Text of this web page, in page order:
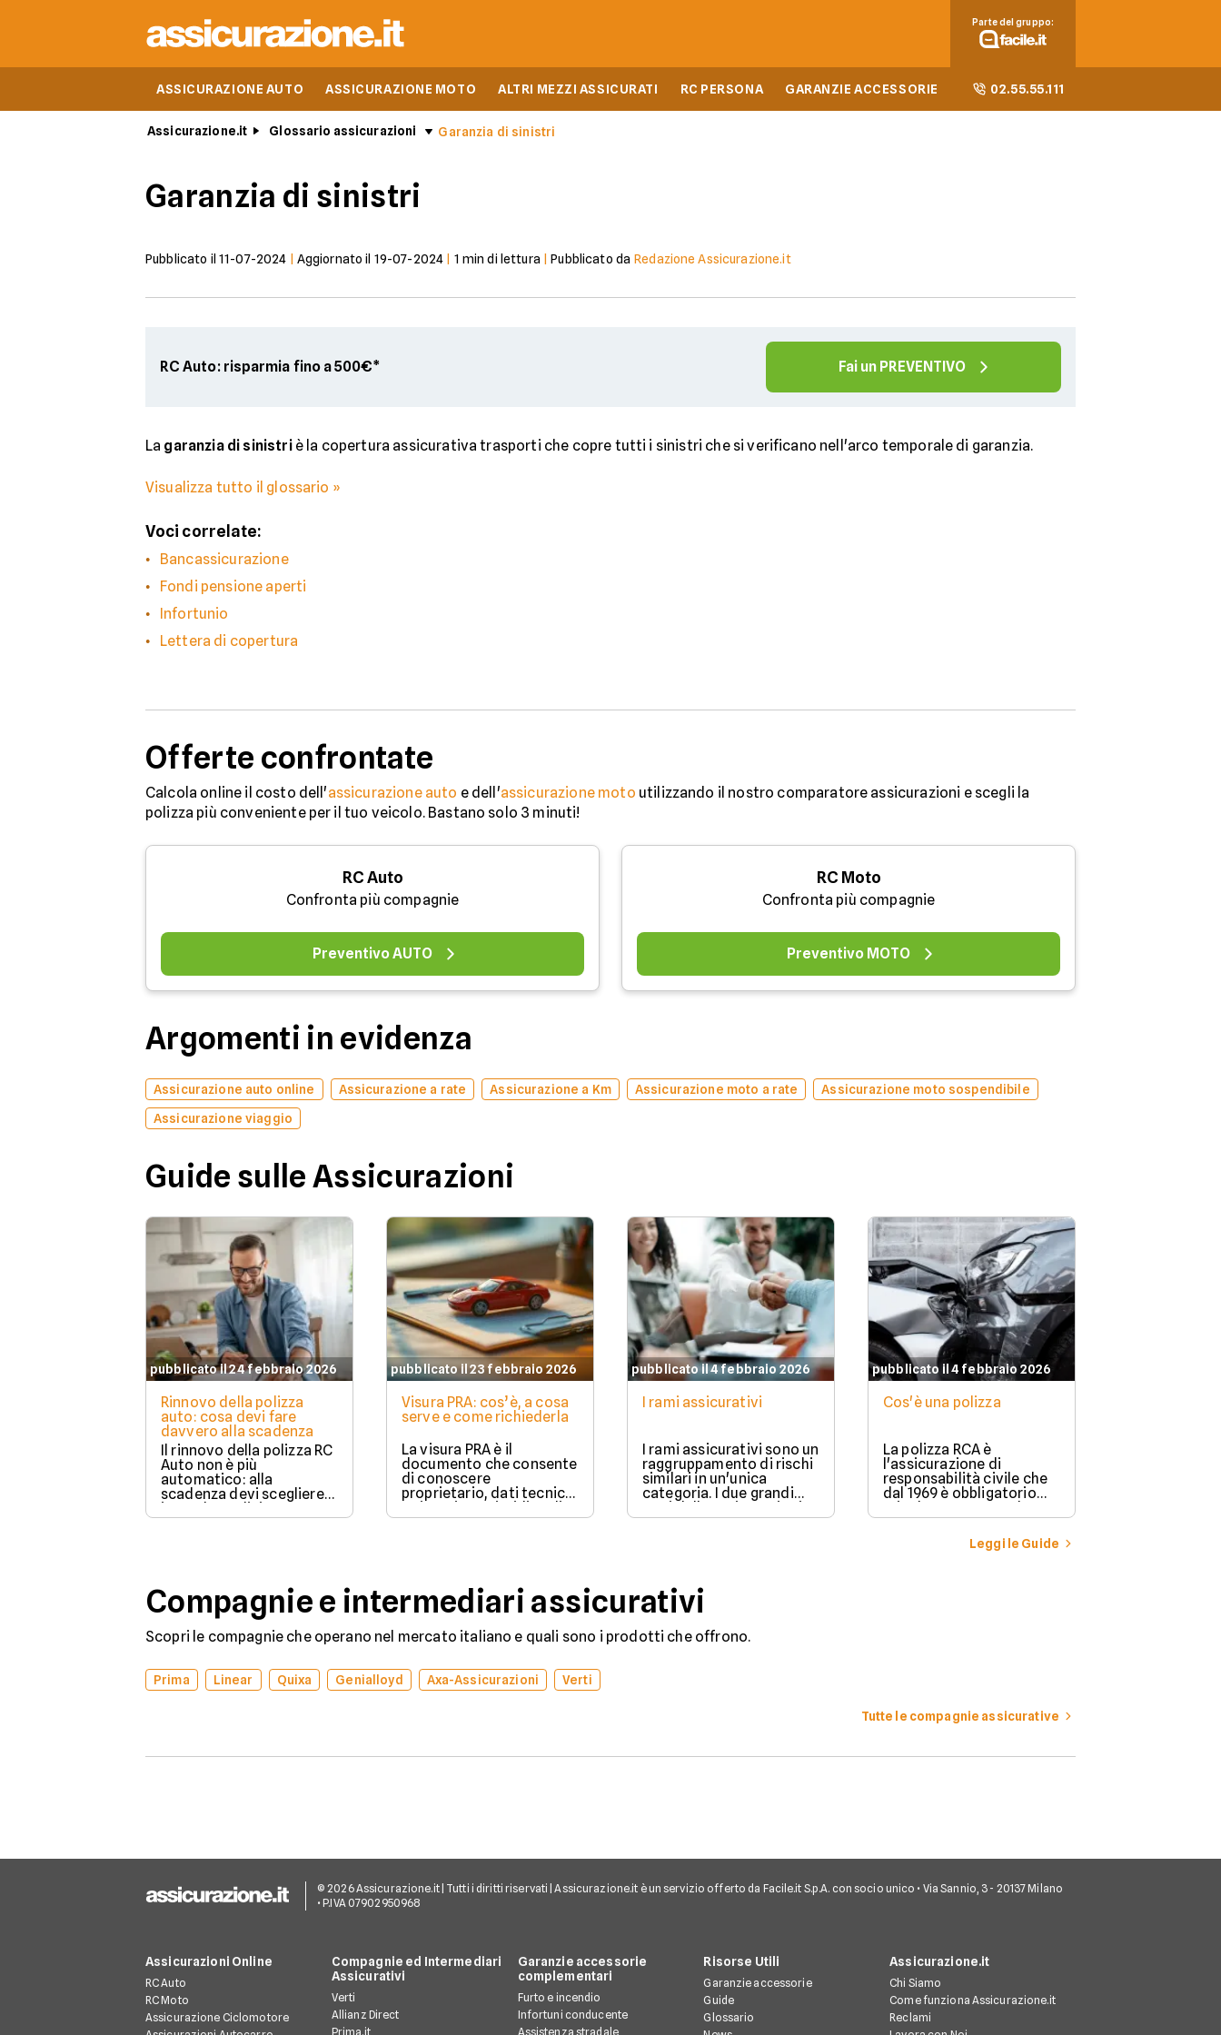
ASSICURAZIONE AUTO ASSICURAZIONE MOTO ALTRI MEZZI ASSICURATI RC PERSONA GARANZIE ACCESSORIE 02.55.55.111
Parte del gruppo:
Assicurazione.it Glossario assicurazioni Garanzia di sinistri
Garanzia di sinistri
Pubblicato il 11-07-2024 Aggiornato il 19-07-2024 1 min di lettura |Pubblicato da Redazione Assicurazione.it
RC Auto: risparmia fino a 500€* Fai un PREVENTIVO
La garanzia di sinistriè la copertura assicurativa trasporti che copre tutti i sinistri che si verificano nell'arco temporale di garanzia.
Visualizza tutto il glossario »
Voci correlate:
Bancassicurazione
Fondi pensione aperti
Infortunio
Lettera di copertura
Offerte confrontate
Calcola online il costo dell'assicurazione auto e dell'assicurazione moto utilizzando il nostro comparatore assicurazioni e scegli la
polizza più conveniente per il tuo veicolo. Bastano solo 3 minuti!
RC Auto
Confronta più compagnie
Preventivo AUTO
RC Moto
Confronta più compagnie
Preventivo MOTO
Argomenti in evidenza
Assicurazione auto online Assicurazione a rate Assicurazione a Km Assicurazione moto a rate
Assicurazione moto sospendibile
Assicurazione viaggio
Guide sulle Assicurazioni
pubblicato il 24 febbraio 2026
Rinnovo della polizza
auto: cosa devi fare
davvero alla scadenza
Il rinnovo della polizza RC
Auto non è più
automatico: alla
scadenza devi scegliere
in modo esplicito se
rinnovare con la stessa
pubblicato il 23 febbraio 2026
Visura PRA: cos’è, a cosa
serve e come richiederla
La visura PRA è il
documento che consente
di conoscere
proprietario, dati tecnici
e situazione giuridica di
un veicolo iscritto al
pubblicato il 4 febbraio 2026
I rami assicurativi
I rami assicurativi sono un
raggruppamento di rischi
similari in un'unica
categoria. I due grandi
rami delle assicurazioni
sono il ramo danni e il
pubblicato il 4 febbraio 2026
Cos'è una polizza
La polizza RCA è
l'assicurazione di
responsabilità civile che
dal 1969 è obbligatorio
stipulare per possedere e
guidare in Italia un
veicolo a motore.Leggi le Guide
Compagnie e intermediari assicurativi
Scopri le compagnie che operano nel mercato italiano e quali sono i prodotti che offrono.
Prima Linear Quixa Genialloyd Axa-Assicurazioni Verti
Tutte le compagnie assicurative
© 2026 Assicurazione.it | Tutti i diritti riservati | Assicurazione.it è un servizio offerto da Facile.it S.p.A. con socio unico • Via Sannio, 3 - 20137 Milano
• P.IVA 07902950968
Assicurazioni Online
RC Auto
RC Moto
Assicurazione Ciclomotore
Compagnie ed Intermediari
Assicurativi
Verti
Allianz Direct
Prima.it
Garanzie accessorie
complementari
Furto e incendio
Infortuni conducente
Assistenza stradale
Risorse Utili
Garanzie accessorie
Guide
Glossario
Assicurazione.it
Chi Siamo
Come funziona Assicurazione.it
Reclami